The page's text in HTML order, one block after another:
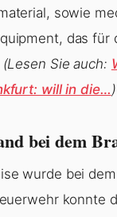
sowie
das für
(Lesen Sie auch:
will in die…)
bei dem
wurde bei
konnte